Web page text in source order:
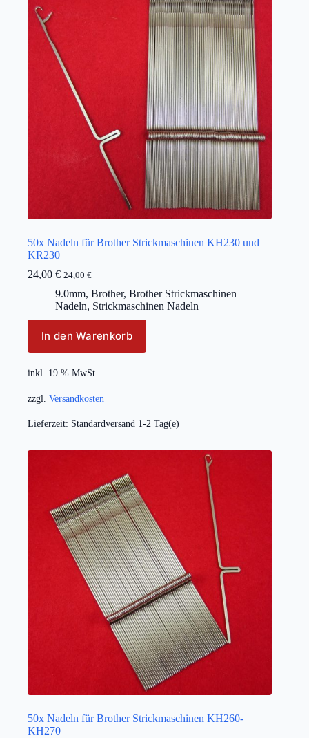
50x Nadeln für Brother Strickmaschinen KH230 und
KR230
24,00 € 24,00 €
9.0mm, Brother, Brother Strickmaschinen
Nadeln, Strickmaschinen Nadeln
In den Warenkorb
inkl. 19 % MwSt.
zzgl. Versandkosten
Lieferzeit: Standardversand 1-2 Tag(e)
50x Nadeln für Brother Strickmaschinen KH260-
KH270